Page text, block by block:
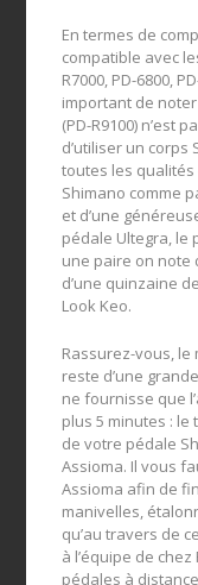
En termes de
compatible avec
R7000, PD-6800,
important de
(PD-R9100) n’est
d’utiliser un corps
toutes les
Shimano comme
et d’une
pédale Ultegra, le
une paire on note
d’une quinzaine
Look Keo.
Rassurez-vous, le
reste d’une
ne fournisse que
plus 5 minutes :
de votre pédale
Assioma. Il vous
Assioma afin de
manivelles,
qu’au travers de
à l’équipe de
pédales à